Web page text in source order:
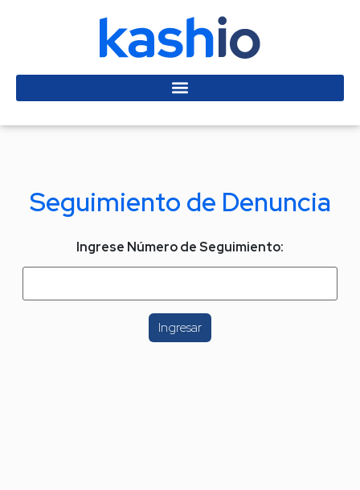
Seguimiento de Denuncia
Ingrese Número de Seguimiento:
Ingresar